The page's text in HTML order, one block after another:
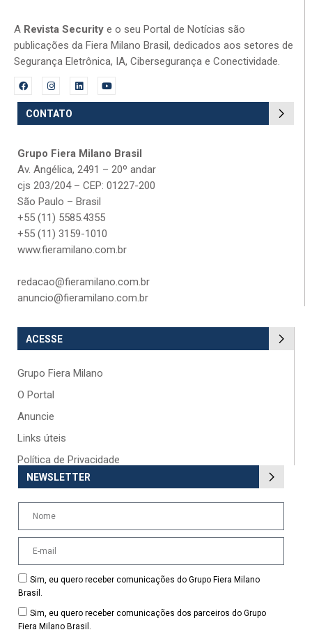
A Revista Security e o seu Portal de Notícias são
publicações da Fiera Milano Brasil, dedicados aos setores de
Segurança Eletrônica, IA, Cibersegurança e Conectividade.
CONTATO
Grupo Fiera Milano Brasil
Av. Angélica, 2491 – 20º andar
cjs 203/204 – CEP: 01227-200
São Paulo – Brasil
+55 (11) 5585.4355
+55 (11) 3159-1010
www.fieramilano.com.br
redacao@fieramilano.com.br
anuncio@fieramilano.com.br
ACESSE
Grupo Fiera Milano
O Portal
Anuncie
Links úteis
Política de Privacidade
NEWSLETTER
Sim, eu quero receber comunicações do Grupo Fiera Milano
Brasil.
Sim, eu quero receber comunicações dos parceiros do Grupo
Fiera Milano Brasil.